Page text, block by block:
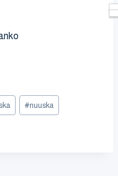
#nuuska